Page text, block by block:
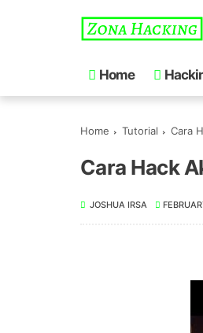
Home
Home Tutorial Cara
Cara Hack
JOSHUA IRSA